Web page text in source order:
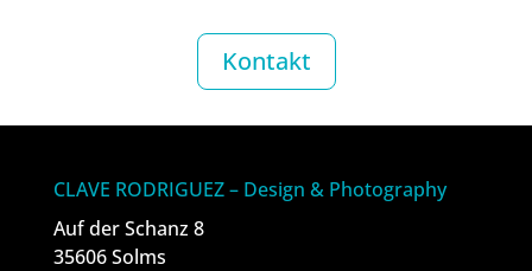
Kontakt
CLAVE RODRIGUEZ – Design & Photography
Auf der Schanz 8
35606 Solms